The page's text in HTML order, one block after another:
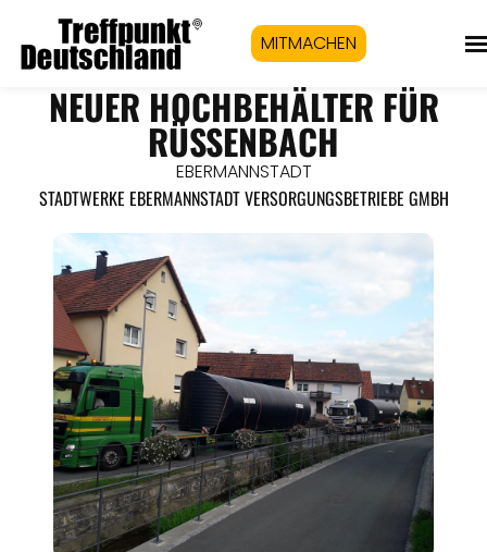
MITMACHEN
NEUER HOCHBEHÄLTER FÜR
RÜSSENBACH
EBERMANNSTADT
STADTWERKE EBERMANNSTADT VERSORGUNGSBETRIEBE GMBH